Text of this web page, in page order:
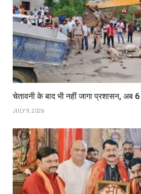
चेतावनी के बाद भी नहीं जागा प्रशासन, अब 6
JULY 9, 2026